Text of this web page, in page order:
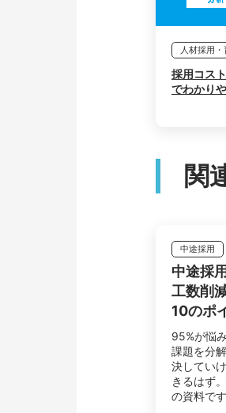
人材採用・
採用コス
でわかり
関
中途採用
中途採
工数削
10のポ
95%が悩
課題を分
決してい
きるはず
の資料です